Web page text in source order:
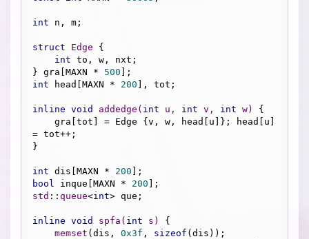
int n, m;
struct Edge {
int to, w, nxt;
} gra[MAXN * 500
int head[MAXN * 200 ], tot;
inline void addedge ( int u, int v, int w)
{
= tot++;
}
int dis[MAXN * 200
bool
inque[MAXN * 200
std :: queue<int> que;
inline void spfa ( int s)
{
memset (dis, 0x3f , sizeof (dis));